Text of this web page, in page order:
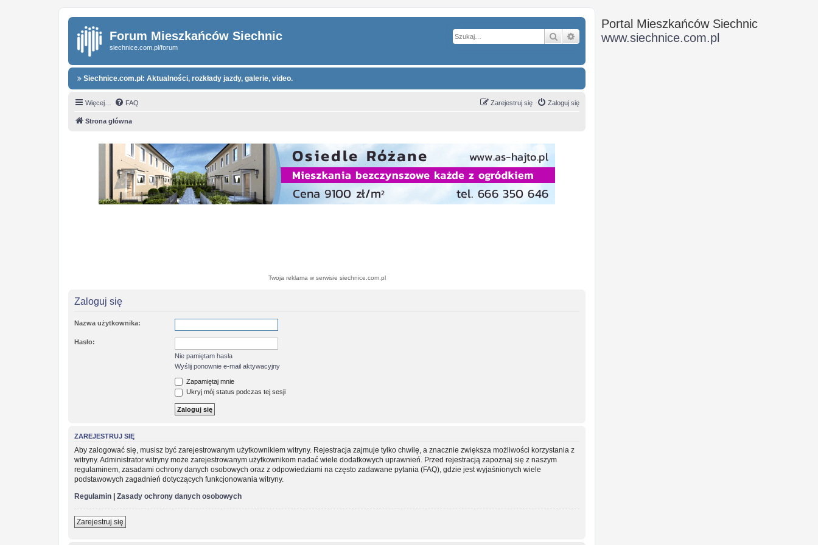
Forum Mieszkańców Siechnic
siechnice.com.pl/forum
Szukaj Wyszukiwanie zaawansowane
Siechnice.com.pl: Aktualności, rozkłady jazdy, galerie, video.
Więcej… FAQ Zaloguj się
Zarejestruj się
Strona główna
Twoja reklama w serwisie siechnice.com.pl
Zaloguj się
Nazwa użytkownika:
Hasło:
Nie pamiętam hasła
Wyślij ponownie e-mail aktywacyjny
Zapamiętaj mnie
Ukryj mój status podczas tej sesji
ZAREJESTRUJ SIĘ
Aby zalogować się, musisz być zarejestrowanym użytkownikiem witryny. Rejestracja zajmuje tylko chwilę, a znacznie zwiększa możliwości korzystania z
witryny. Administrator witryny może zarejestrowanym użytkownikom nadać wiele dodatkowych uprawnień. Przed rejestracją zapoznaj się z naszym
regulaminem, zasadami ochrony danych osobowych oraz z odpowiedziami na często zadawane pytania (FAQ), gdzie jest wyjaśnionych wiele
podstawowych zagadnień dotyczących funkcjonowania witryny.
Regulamin
Zasady ochrony danych osobowych
Zarejestruj się
Portal Mieszkańców Siechnic
www.siechnice.com.pl